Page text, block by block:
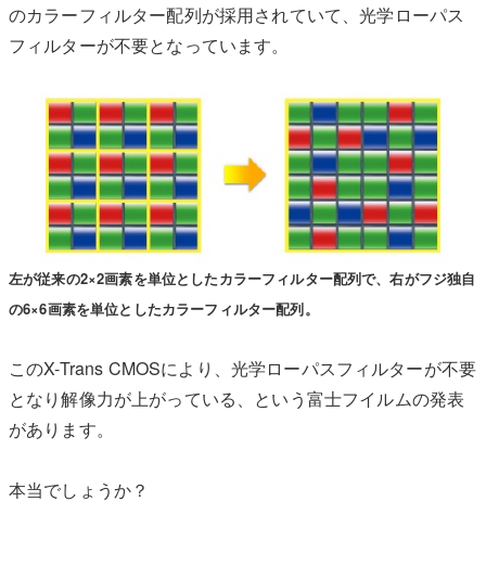
のカラーフィルター配列が採用されていて、光学ローパス
フィルターが不要となっています。
左が従来の2×2画素を単位としたカラーフィルター配列で、右がフジ独自
の6×6画素を単位としたカラーフィルター配列。
このX-Trans CMOSにより、光学ローパスフィルターが不要
となり解像力が上がっている、という富士フイルムの発表
があります。
本当でしょうか？